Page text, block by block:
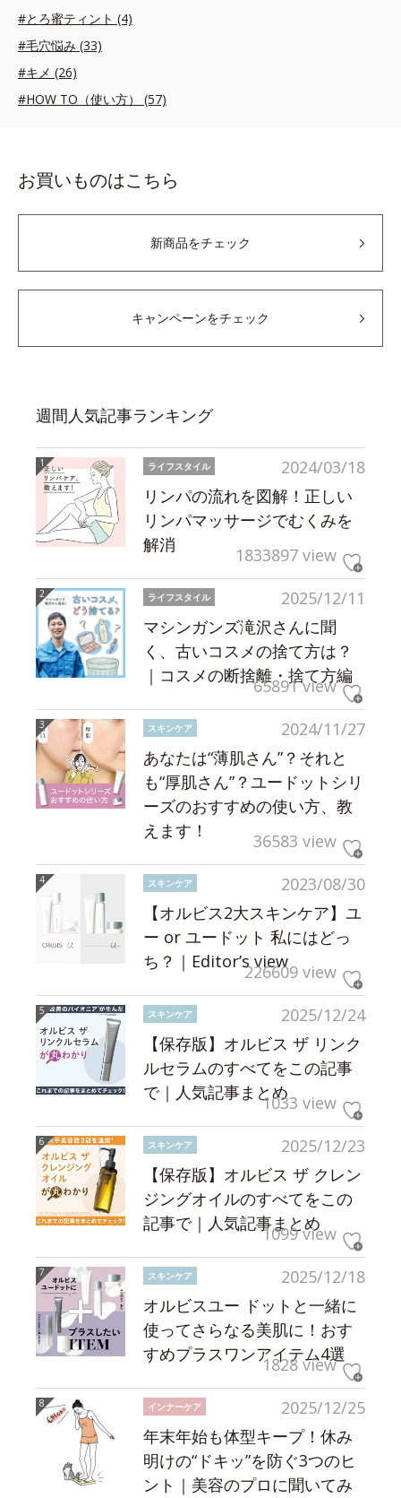
#とろ蜜ティント (4)
#毛穴悩み (33)
#キメ (26)
#HOW TO（使い方） (57)
お買いものはこちら
新商品をチェック
キャンペーンをチェック
週間人気記事ランキング
2024/03/18
ライフスタイル
リンパの流れを図解！正しい
リンパマッサージでむくみを
解消
1833897 view
2025/12/11
ライフスタイル
マシンガンズ滝沢さんに聞
く、古いコスメの捨て方は？
｜コスメの断捨離・捨て方編
65891 view
2024/11/27
スキンケア
あなたは“薄肌さん”？それと
も“厚肌さん”？ユードットシリ
ーズのおすすめの使い方、教
えます！
36583 view
2023/08/30
スキンケア
【オルビス2大スキンケア】ユ
ー or ユードット 私にはどっ
ち？｜Editor’s view226609 view
2025/12/24
スキンケア
【保存版】オルビス ザ リンク
ルセラムのすべてをこの記事
で｜人気記事まとめ1033 view
2025/12/23
スキンケア
【保存版】オルビス ザ クレン
ジングオイルのすべてをこの
記事で｜人気記事まとめ
1099 view
2025/12/18
スキンケア
オルビスユー ドットと一緒に
使ってさらなる美肌に！おす
すめプラスワンアイテム4選
1828 view
2025/12/25
インナーケア
年末年始も体型キープ！休み
明けの“ドキッ”を防ぐ3つのヒ
ント｜美容のプロに聞いてみ